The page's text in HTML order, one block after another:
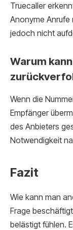
Truecaller
Anonyme Anrufe
jedoch nicht
Warum
Wenn die
Empfänger
des Anbieters
Notwendigkeit
Fazit
Wie kann man
Frage
belästigt fühlen.